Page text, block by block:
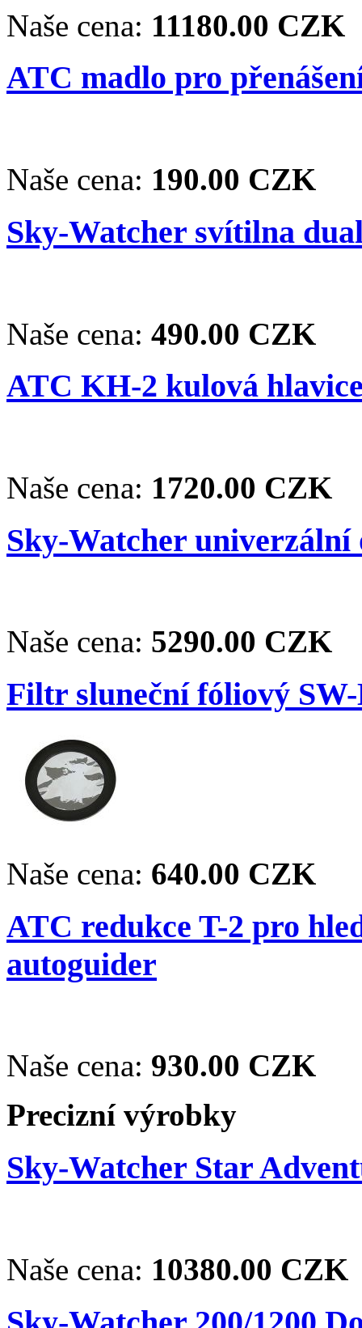
Naše cena: 11180.00 CZK
ATC madlo pro
Naše cena: 190.00 CZK
Sky-Watcher svítilna
Naše cena: 490.00 CZK
ATC KH-2 kulová
Naše cena: 1720.00 CZK
Sky-Watcher univerzální
Naše cena: 5290.00 CZK
Filtr sluneční fóliový SW-
Naše cena: 640.00 CZK
ATC redukce T-2 pro
autoguider
Naše cena: 930.00 CZK
Precizní výrobky
Sky-Watcher Star
Naše cena: 10380.00 CZK